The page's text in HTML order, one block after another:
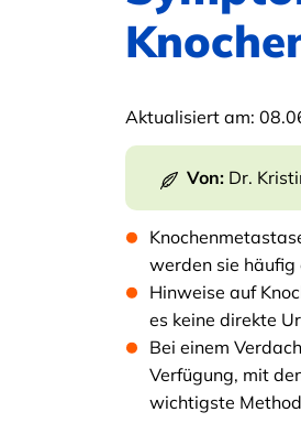
Aktualisiert am:
Von: Dr.
werden sie
Hinweise auf
es keine direkte
Bei einem
Verfügung, mit
wichtigste